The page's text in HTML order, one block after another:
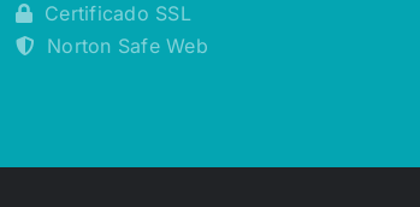
Certificado SSL
Norton Safe Web